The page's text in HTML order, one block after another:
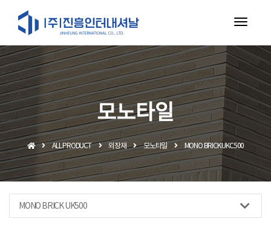
모노타일
ALL PRODUCT 외장재 모노타일 MONO BRICK UKC500
MONO BRICK UK500